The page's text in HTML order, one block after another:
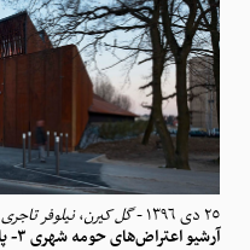
٢٥ دی ١٣٩٦ -گل کیرن،نیلوفر تاجری
آرشیو اعتراض‌های حومه شهری ۳- پاسگاه پلیس کلیشی